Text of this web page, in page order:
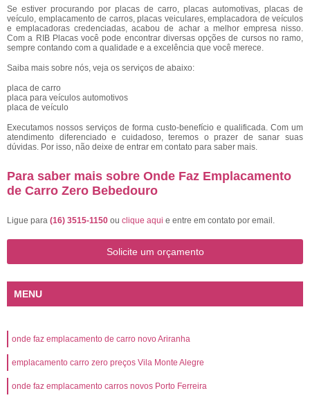
Se estiver procurando por placas de carro, placas automotivas, placas de
veículo, emplacamento de carros, placas veiculares, emplacadora de veículos
e emplacadoras credenciadas, acabou de achar a melhor empresa nisso.
Com a RIB Placas você pode encontrar diversas opções de cursos no ramo,
sempre contando com a qualidade e a excelência que você merece.
Saiba mais sobre nós, veja os serviços de abaixo:
placa de carro
placa para veículos automotivos
placa de veículo
Executamos nossos serviços de forma custo-benefício e qualificada. Com um
atendimento diferenciado e cuidadoso, teremos o prazer de sanar suas
dúvidas. Por isso, não deixe de entrar em contato para saber mais.
Para saber mais sobre Onde Faz Emplacamento
de Carro Zero Bebedouro
Ligue para (16) 3515-1150 ou clique aqui e entre em contato por email.
Solicite um orçamento
MENU
onde faz emplacamento de carro novo Ariranha
emplacamento carro zero preços Vila Monte Alegre
onde faz emplacamento carros novos Porto Ferreira